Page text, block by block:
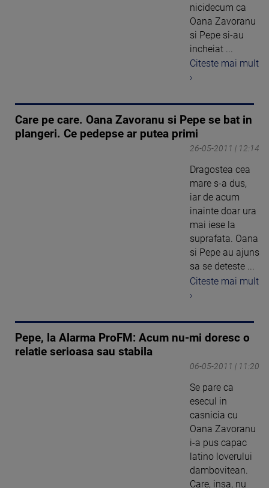
nicidecum ca
Oana Zavoranu
si Pepe si-au
incheiat ...
Citeste mai mult
›
Care pe care. Oana Zavoranu si Pepe se bat in
plangeri. Ce pedepse ar putea primi
26-05-2011 | 12:14
Dragostea cea
mare s-a dus,
iar de acum
inainte doar ura
mai iese la
suprafata. Oana
si Pepe au ajuns
sa se deteste ...
Citeste mai mult
›
Pepe, la Alarma ProFM: Acum nu-mi doresc o
relatie serioasa sau stabila
06-05-2011 | 11:20
Se pare ca
esecul in
casnicia cu
Oana Zavoranu
i-a pus capac
latino loverului
dambovitean.
Care, insa, nu